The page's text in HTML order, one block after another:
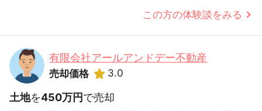
この方の体験談をみる
有限会社アールアンドデー不動産
売却価格 3.0
土地を450万円で売却